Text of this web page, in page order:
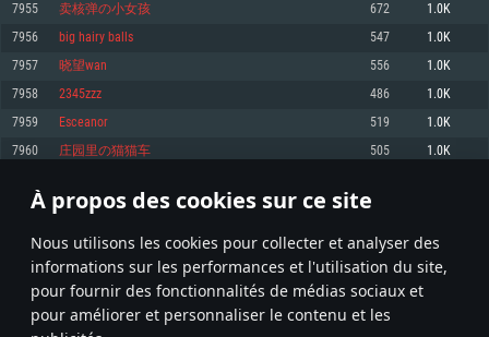
À propos des cookies sur ce site
Nous utilisons les cookies pour collecter et analyser des
informations sur les performances et l'utilisation du site,
pour fournir des fonctionnalités de médias sociaux et
pour améliorer et personnaliser le contenu et les
Recommandée
1060 et plus, Radeon RX 570 et plus.
Disque dur: 75.9 Go (client complet)
Recommandée
OS: Mac OS Big Sur 11.0 ou plus récent
Processeur: Core i7 (Les processeurs Intel Xeon ne sont pas supportés)
Mémoire: 8 GB
Carte graphique: Radeon Vega II ou plus avec support de Metal
Disque dur: 62,2 Go (client complet)
Recommandée
OS: Ubuntu 20.04 64bit
Processeur: Intel Core i7
Mémoire: 8 GB
Carte graphique: NVIDIA 1060 avec les derniers drivers (moins de 6 mois) /
6 mois et supportant Vulkan
Connection: Connexion Internet à haut débit
Disque dur: 60,2 Go (client complet)
7955 卖核弹の小女孩 672 1.0K
7956 big hairy balls 547 1.0K
7957 晓望wan 556 1.0K
7958 2345zzz 486 1.0K
7959 Esceanor 519 1.0K
7960 庄园里の猫猫车 505 1.0K
* Classement mis à jour quotidiennement
397 398 399 498